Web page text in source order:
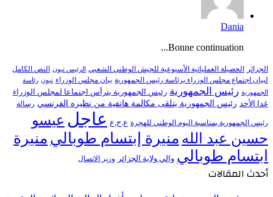
Dania
Bonne continuation...
الجزائر الحصيلة العملياتية الأسبوعية للجيش الوطني الشعبي الرئيس تبون النص الكامل
لبيان اجتماع مجلس الوزراء برئاسة رئيس الجمهورية بيان مجلس الوزراء تبون رئاسة
الجمهورية رئيس الجمهورية رئيس الجمهورية يترأس اجتماعا لمجلس الوزراء
غدا الأحد رئيس الجمهورية يتلقى مكالمة هاتفية من نظيره الفرنسي رسالة
رئيس الجمهورية بمناسبة اليوم الوطني للهجرة ع.ح.ع عاجل عيسو
حسين عبد الله منيرة إبتسام طوبالي منيرة
ابتسام طوبالي والي ولاية الجزائر وزير الاتصال
أحدث المقالات